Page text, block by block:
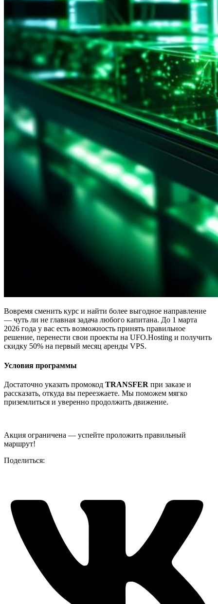
Вовремя сменить курс и найти более выгодное направление
— чуть ли не главная задача любого капитана. До 1 марта
2026 года у вас есть возможность принять правильное
решение, перенести свои проекты на UFO.Hosting и получить
скидку 50% на первый месяц аренды VPS.
Условия программы
Достаточно указать промокод TRANSFER при заказе и
рассказать, откуда вы переезжаете. Мы поможем мягко
приземлиться и уверенно продолжить движение.
Акция ограничена — успейте проложить правильный
маршрут!
Поделиться: